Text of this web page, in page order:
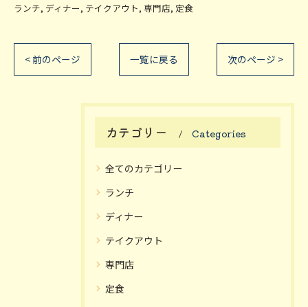
ランチ ディナー テイクアウト 専門店 定食
< 前のページ 一覧に戻る 次のページ >
カテゴリー Categories
全てのカテゴリー
ランチ
ディナー
テイクアウト
専門店
定食